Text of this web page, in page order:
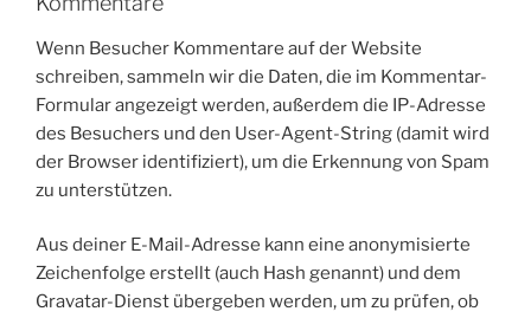
Wenn Besucher Kommentare auf der Website
schreiben, sammeln wir die Daten, die im Kommentar-
Formular angezeigt werden, außerdem die IP-Adresse
des Besuchers und den User-Agent-String (damit wird
der Browser identifiziert), um die Erkennung von Spam
zu unterstützen.
Aus deiner E-Mail-Adresse kann eine anonymisierte
Zeichenfolge erstellt (auch Hash genannt) und dem
Gravatar-Dienst übergeben werden, um zu prüfen, ob